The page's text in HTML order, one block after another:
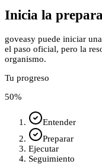
Inicia la
goveasy puede iniciar
el paso oficial, pero la
organismo.
Tu progreso
50%
Entender
Preparar
Ejecutar
Seguimiento